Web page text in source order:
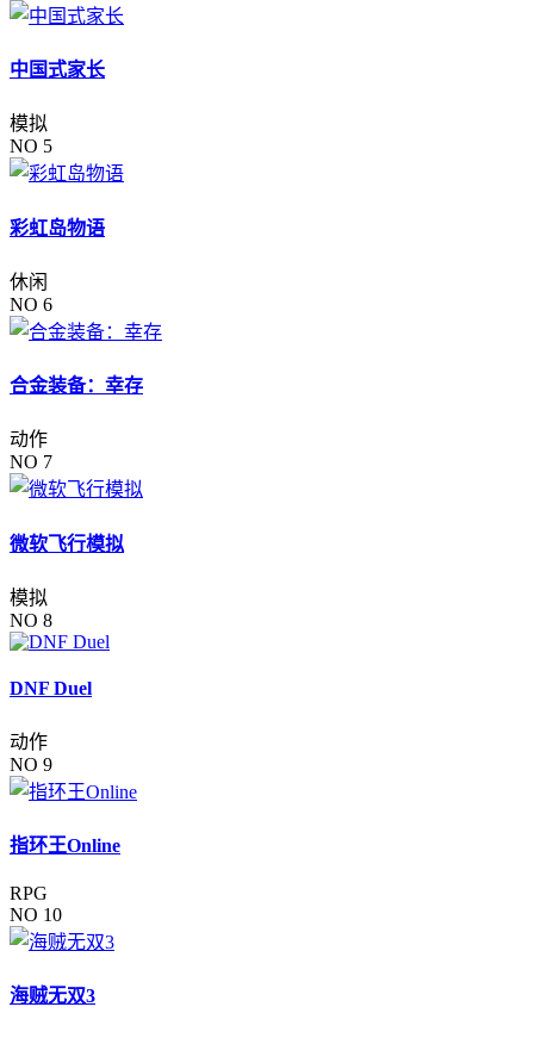
中国式家长
模拟
NO 5
彩虹岛物语
休闲
NO 6
合金装备：幸存
动作
NO 7
微软飞行模拟
模拟
NO 8
DNF Duel
动作
NO 9
指环王Online
RPG
NO 10
海贼无双3